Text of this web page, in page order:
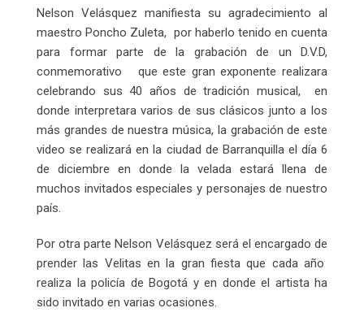
Nelson Velásquez manifiesta su agradecimiento al
maestro Poncho Zuleta, por haberlo tenido en cuenta
para formar parte de la grabación de un D.V.D,
conmemorativo que este gran exponente realizara
celebrando sus 40 años de tradición musical, en
donde interpretara varios de sus clásicos junto a los
más grandes de nuestra música, la grabación de este
video se realizará en la ciudad de Barranquilla el día 6
de diciembre en donde la velada estará llena de
muchos invitados especiales y personajes de nuestro
país.
Por otra parte Nelson Velásquez será el encargado de
prender las Velitas en la gran fiesta que cada año
realiza la policía de Bogotá y en donde el artista ha
sido invitado en varias ocasiones.